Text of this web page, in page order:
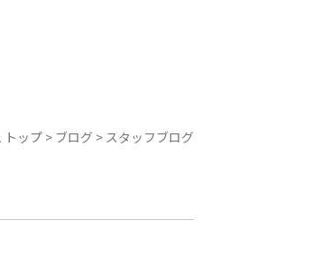
トップ > ブログ > スタッフブログ